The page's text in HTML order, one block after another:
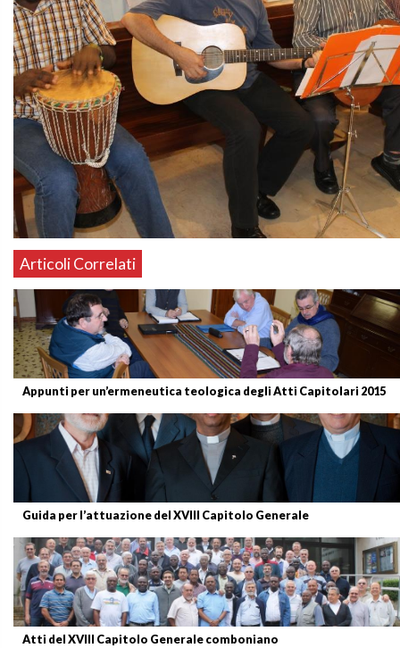
Articoli Correlati
Appunti per un’ermeneutica teologica degli Atti Capitolari 2015
Guida per l’attuazione del XVIII Capitolo Generale
Atti del XVIII Capitolo Generale comboniano